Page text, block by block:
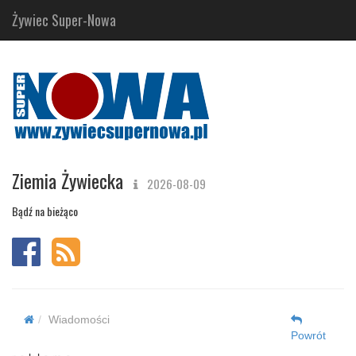
Żywiec Super-Nowa
Ziemia Żywiecka 2026-08-09
Bądź na bieżąco
Wiadomości
Powrót